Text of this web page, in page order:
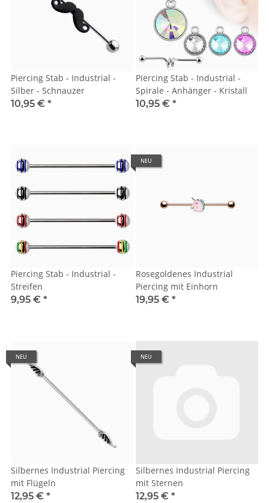
Piercing Stab - Industrial -
Silber - Schnauzer
10,95 € *
Piercing Stab - Industrial -
Spirale - Anhänger - Kristall
10,95 € *
Piercing Stab - Industrial -
Streifen
9,95 € *
NEU
Rosegoldenes Industrial
Piercing mit Einhorn
19,95 € *
NEU
Silbernes Industrial Piercing
mit Flügeln
12,95 € *
NEU
Silbernes Industrial Piercing
mit Sternen
12,95 € *